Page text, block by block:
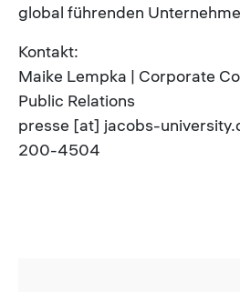
global führenden
Kontakt:
Maike Lempka | Corporate
Public Relations
presse [at] jacobs-
200-4504